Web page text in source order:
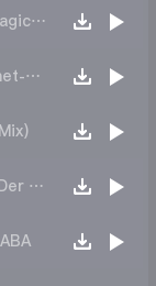
【沈风外文】aEZi - Goca Goca(DJ.Magic小强 Official Mix)
下场Jackson-Smooth-Criminal(Ummet-Ozcan-Remix)
【沈风外文】午夜派对 klostertaler - Der DJ aus den Bergen(K.L Studio DJ凯利 Original Mix)